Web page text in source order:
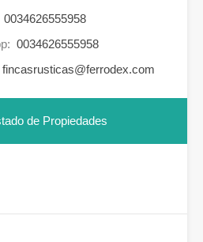
0034626555958
0034626555958
fincasrusticas@ferrodex.com
de Propiedades